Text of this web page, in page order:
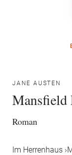
JANE AUSTEN
Mansfield
Roman
Im Herrenhaus